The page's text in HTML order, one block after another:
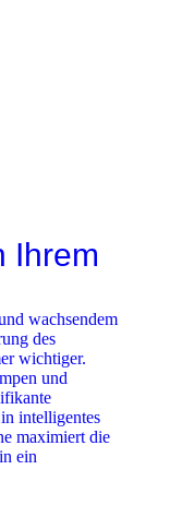
Ihrem
wachsendem
des
wichtiger.
und
intelligentes
maximiert die
ein